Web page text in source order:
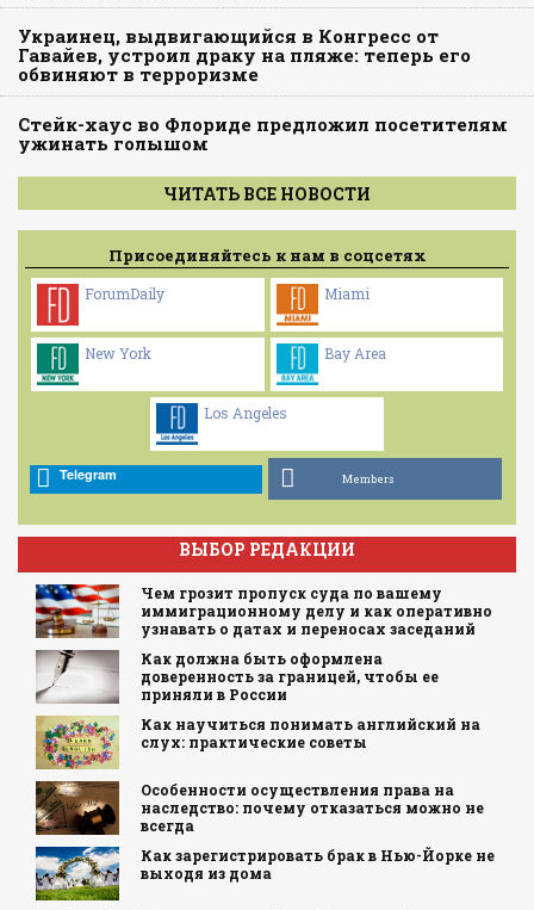
Украинец, выдвигающийся в Конгресс от
Гавайев, устроил драку на пляже: теперь его
обвиняют в терроризме
Стейк-хаус во Флориде предложил посетителям
ужинать голышом
ЧИТАТЬ ВСЕ НОВОСТИ
Присоединяйтесь к нам в соцсетях
ForumDaily Miami
New York Bay Area
Los Angeles
Telegram Members
ВЫБОР РЕДАКЦИИ
Чем грозит пропуск суда по вашему
иммиграционному делу и как оперативно
узнавать о датах и переносах заседаний
Как должна быть оформлена
доверенность за границей, чтобы ее
приняли в России
Как научиться понимать английский на
слух: практические советы
Особенности осуществления права на
наследство: почему отказаться можно не
всегда
Как зарегистрировать брак в Нью-Йорке не
выходя из дома